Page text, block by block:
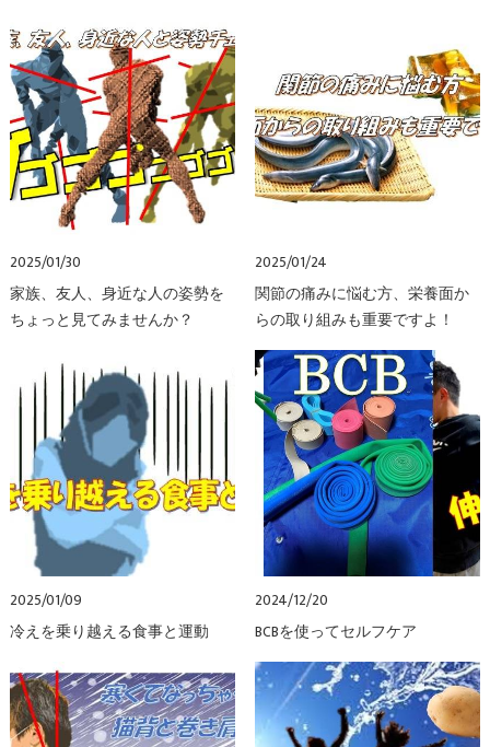
2025/01/30
家族、友人、身近な人の姿勢を
ちょっと見てみませんか？
2025/01/24
関節の痛みに悩む方、栄養面か
らの取り組みも重要ですよ！
2025/01/09
冷えを乗り越える食事と運動
2024/12/20
BCBを使ってセルフケア